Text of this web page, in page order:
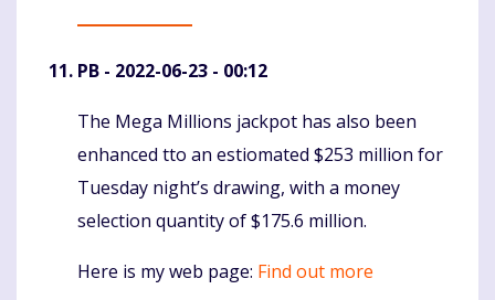
PB - 2022-06-23 - 00:12
Komentaras
The Mega Millions jackpot has also been
enhanced tto an estiomated $253 million for
Tuesday night’s drawing, with a money
selection quantity of $175.6 million.
Here is my web page: Find out more